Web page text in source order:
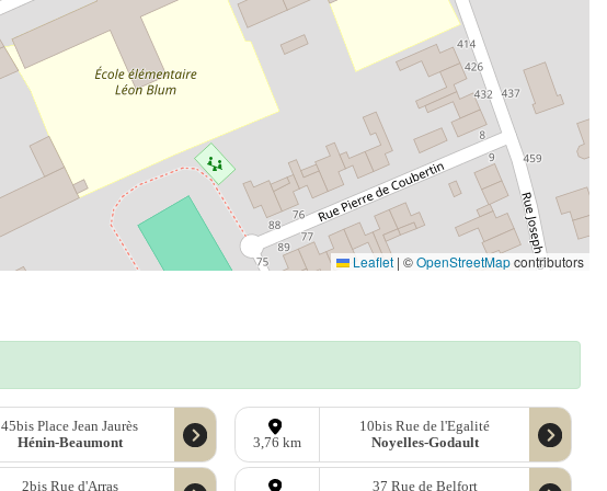
Leaflet | ©OpenStreetMapcontributors
45bis Place Jean Jaurès
Hénin-Beaumont
3,76 km
10bis Rue de l'Egalité
Noyelles-Godault
2bis Rue d'Arras 37 Rue de Belfort